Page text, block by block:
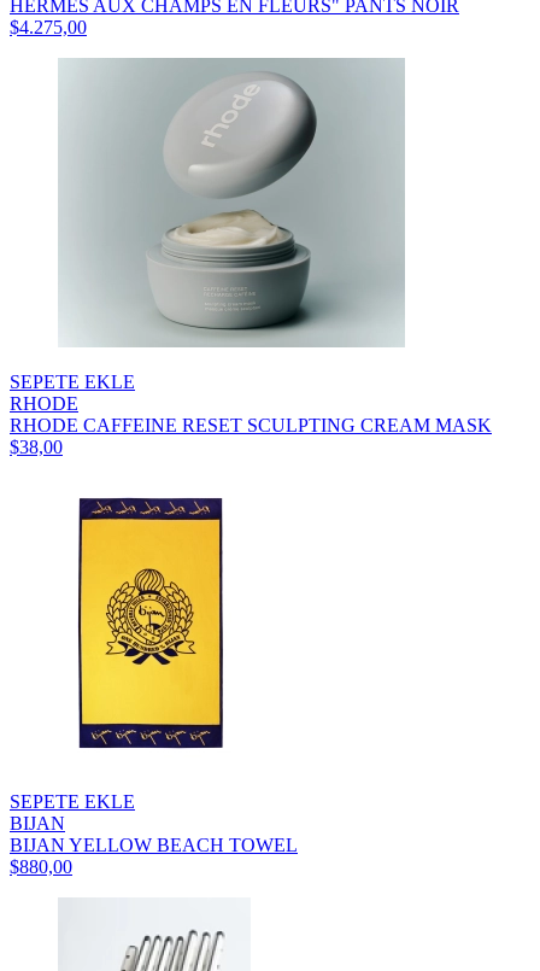
HERMES AUX CHAMPS EN FLEURS" PANTS NOIR
$4.275,00
SEPETE EKLE
RHODE
RHODE CAFFEINE RESET SCULPTING CREAM MASK
$38,00
SEPETE EKLE
BIJAN
BIJAN YELLOW BEACH TOWEL
$880,00